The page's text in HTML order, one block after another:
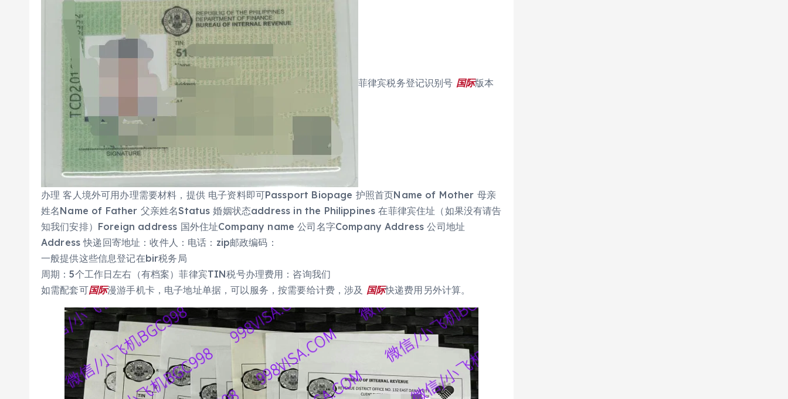
菲律宾税务登记识别号 国际版本
办理 客人境外可用办理需要材料，提供 电子资料即可Passport Biopage 护照首页Name of Mother 母亲
姓名Name of Father 父亲姓名Status 婚姻状态address in the Philippines 在菲律宾住址（如果没有请告
知我们安排）Foreign address 国外住址Company name 公司名字Company Address 公司地址
Address 快递回寄地址：收件人：电话：zip邮政编码：
一般提供这些信息登记在bir税务局
周期：5个工作日左右（有档案）菲律宾TIN税号办理费用：咨询我们
如需配套可国际漫游手机卡，电子地址单据，可以服务，按需要给计费，涉及 国际快递费用另外计算。